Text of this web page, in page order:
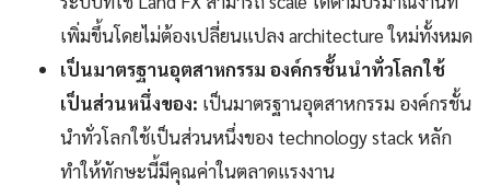
เพิ่มขึ้นโดยไม่ต้องเปลี่ยนแปลง architecture ใหม่ทั้งหมด
เป็นมาตรฐานอุตสาหกรรม องค์กรชั้นนำทั่วโลกใช้
เป็นส่วนหนึ่งของ: เป็นมาตรฐานอุตสาหกรรม องค์กรชั้น
นำทั่วโลกใช้เป็นส่วนหนึ่งของ technology stack หลัก
ทำให้ทักษะนี้มีคุณค่าในตลาดแรงงาน